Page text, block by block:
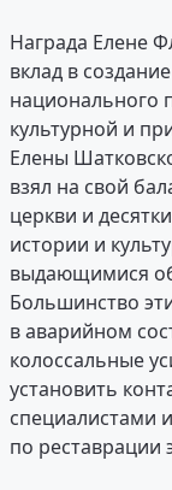
Награда Елене
вклад в
национального
культурной и
Елены
взял на свой
церкви и
истории и
выдающимися
Большинство
в аварийном
колоссальные
установить
специалистами
по реставрации